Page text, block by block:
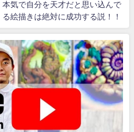
本気で自分を天才だと思い込んで
る絵描きは絶対に成功する説！！